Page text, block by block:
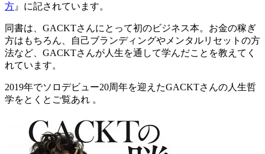
方 』に記されています。
同書は、GACKTさんにとって初のビジネス本。お金の稼ぎ
方はもちろん、
自己ブランディングや メンタルリセット の方
法など、GACKTさんが人生を通して学んだことを教えてく
れています。
2019年でソロデビュー20周年を迎えたGACKTさんの人生哲
学をとくとご覧あれ 。